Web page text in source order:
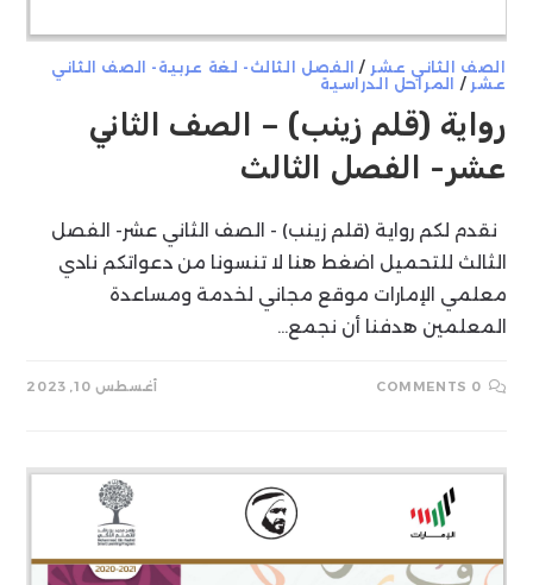
الصف الثاني عشر / الفصل الثالث- لغة عربية- الصف الثاني
عشر / المراحل الدراسية
رواية (قلم زينب) – الصف الثاني
عشر- الفصل الثالث
نقدم لكم رواية (قلم زينب) - الصف الثاني عشر- الفصل
الثالث للتحميل اضغط هنا لا تنسونا من دعواتكم نادي
معلمي الإمارات موقع مجاني لخدمة ومساعدة
المعلمين هدفنا أن نجمع…
0 COMMENTS أغسطس 10, 2023